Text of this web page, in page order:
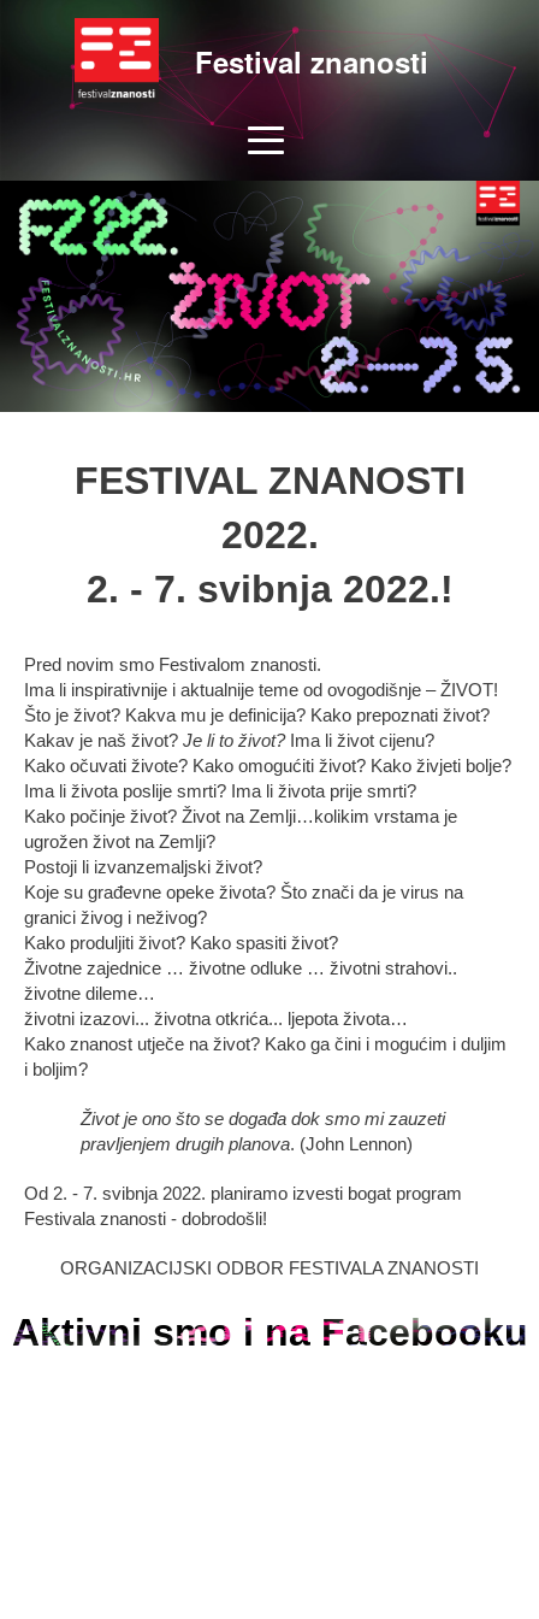
Festival znanosti
FESTIVAL ZNANOSTI
2022.
2. - 7. svibnja 2022.!
Pred novim smo Festivalom znanosti.
Ima li inspirativnije i aktualnije teme od ovogodišnje – ŽIVOT!
Što je život? Kakva mu je definicija? Kako prepoznati život?
Kakav je naš život?Je li to život?Ima li život cijenu?
Kako očuvati živote? Kako omogućiti život? Kako živjeti bolje?
Ima li života poslije smrti? Ima li života prije smrti?
Kako počinje život? Život na Zemlji…kolikim vrstama je
ugrožen život na Zemlji?
Postoji li izvanzemaljski život?
Koje su građevne opeke života? Što znači da je virus na
granici živog i neživog?
Kako produljiti život? Kako spasiti život?
Životne zajednice … životne odluke … životni strahovi..
životne dileme…
životni izazovi... životna otkrića... ljepota života…
Kako znanost utječe na život? Kako ga čini i mogućim i duljim
i boljim?
Život je ono što se događa dok smo mi zauzeti
pravljenjem drugih planova. (John Lennon)
Od 2. - 7. svibnja 2022. planiramo izvesti bogat program
Festivala znanosti - dobrodošli!
ORGANIZACIJSKI ODBOR FESTIVALA ZNANOSTI
Aktivni smo i na Facebooku